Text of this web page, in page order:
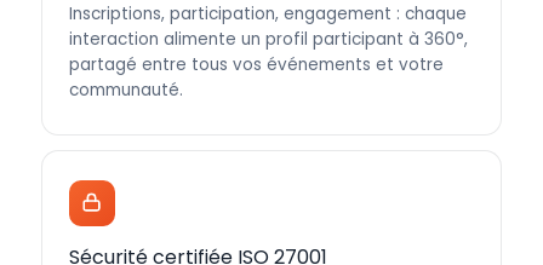
Inscriptions, participation, engagement : chaque
interaction alimente un profil participant à 360°,
partagé entre tous vos événements et votre
communauté.
Sécurité certifiée ISO 27001